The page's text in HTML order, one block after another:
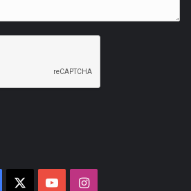
Facebook YouTubeInstagram